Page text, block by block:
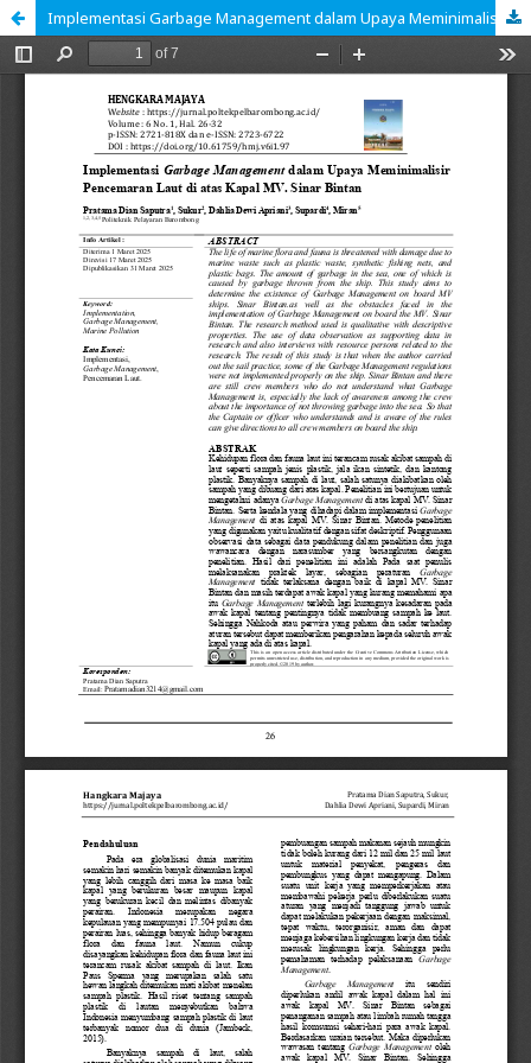
Implementasi Garbage Management dalam Upaya Meminimalisir Pencemaran Laut di atas Kapal MV. Sinar Bintan